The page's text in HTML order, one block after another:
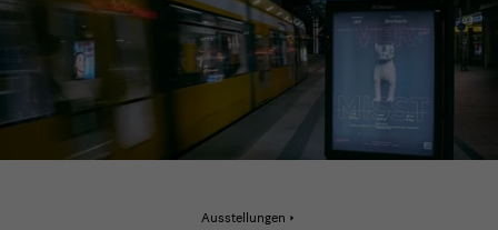
An
der
Schwelle
Ausstellungen